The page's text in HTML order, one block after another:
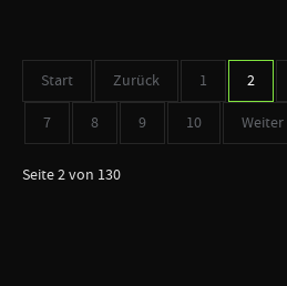
Start Zurück 1 2
7 8 9 10 Weiter
Seite 2 von 130